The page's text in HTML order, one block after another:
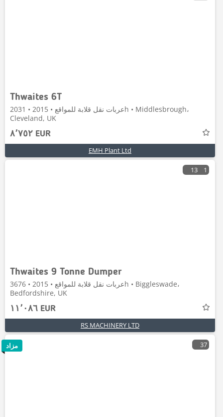
Thwaites 6T
عربات نقل قلابة للمواقع • 2015 • 2031h • Middlesbrough،
Cleveland, UK
٨٬٧٥٢ EUR
EMH Plant Ltd
13 1
Thwaites 9 Tonne Dumper
عربات نقل قلابة للمواقع • 2015 • 3676h • Biggleswade،
Bedfordshire, UK
١١٬٠٨٦ EUR
RS MACHINERY LTD
37 مزاد